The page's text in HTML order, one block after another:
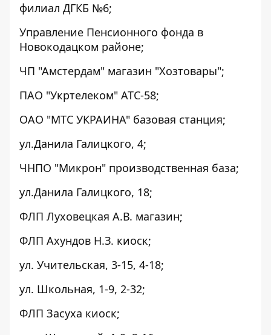
филиал ДГКБ №6;
Управление Пенсионного фонда в
Новокодацком районе;
ЧП "Амстердам" магазин "Хозтовары";
ПАО "Укртелеком" АТС-58;
ОАО "МТС УКРАИНА" базовая станция;
ул.Данила Галицкого, 4;
ЧНПО "Микрон" производственная база;
ул.Данила Галицкого, 18;
ФЛП Луховецкая А.В. магазин;
ФЛП Ахундов Н.З. киоск;
ул. Учительская, 3-15, 4-18;
ул. Школьная, 1-9, 2-32;
ФЛП Засуха киоск;